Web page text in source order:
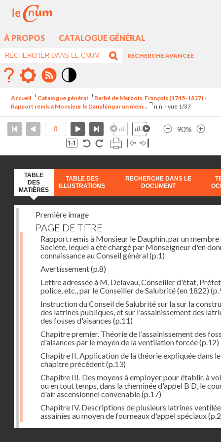
À PROPOS CATALOGUE GÉNÉRAL
RECHERCHE AVANCÉE
élévé
Accueil Catalogue général
Barbé de Marbois, François (1745-1837) -
Rapport remis à Monsieur le Dauphin par un mem...
n.n. - vue 1/37
90%
TABLE
DES
MATIÈRES
TABLE DES
ILLUSTRATIONS
RECHERCHE DANS LE
DOCUMENT
Première image
PAGE DE TITRE
Rapport remis à Monsieur le Dauphin, par un membre
Société, lequel a été chargé par Monseigneur d'en
connaissance au Conseil général(p.1)
Avertissement(p.8)
Lettre adressée à M. Delavau, Conseiller d'état,
police, etc., par le Conseiller de Salubrité (en 1822)
Instruction du Conseil de Salubrité sur la sur la
des latrines publiques, et sur l'assainissement des
des fosses d'aisances (p.11)
Chapitre premier. Théorie de l'assainissement des
d'aisances par le moyen de la ventilation forcée(p.12)
Chapitre II. Application de la théorie expliquée dans le
chapitre précédent(p.13)
Chapitre III. Des moyens à employer pour établir, à
ou en tout temps, dans la cheminée d'appel B D, le
d'air ascensionnel convenable(p.17)
Chapitre IV. Descriptions de plusieurs latrines
assainies au moyen de fourneaux d'appel spéciaux
Dernière image